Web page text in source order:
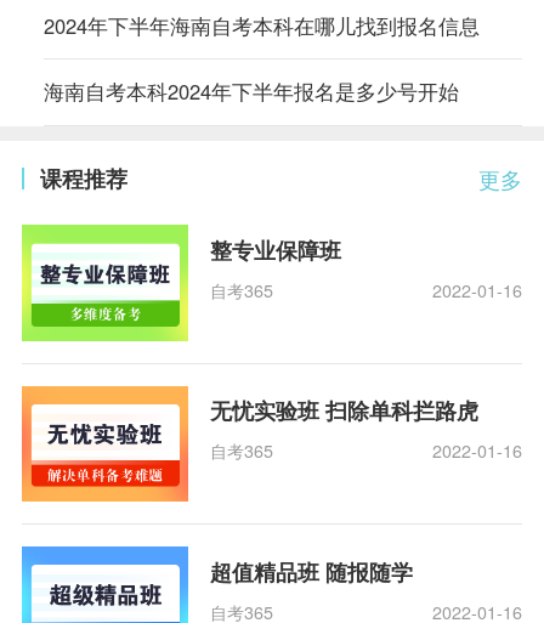
2024年下半年海南自考本科在哪儿找到报名信息
海南自考本科2024年下半年报名是多少号开始
更多
课程推荐
整专业保障班
自考365 2022-01-16
无忧实验班 扫除单科拦路虎
自考365 2022-01-16
超值精品班 随报随学
自考365 2022-01-16